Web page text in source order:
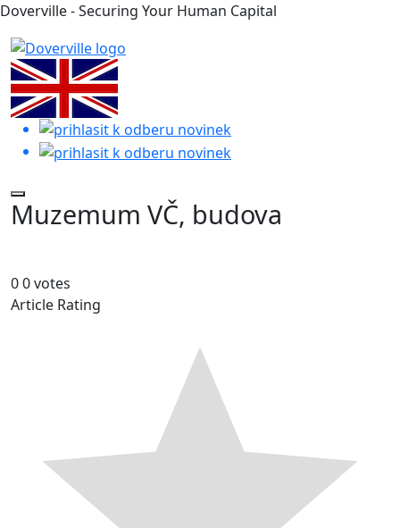
Doverville - Securing Your Human Capital
Muzemum VČ, budova
00votes
Article Rating